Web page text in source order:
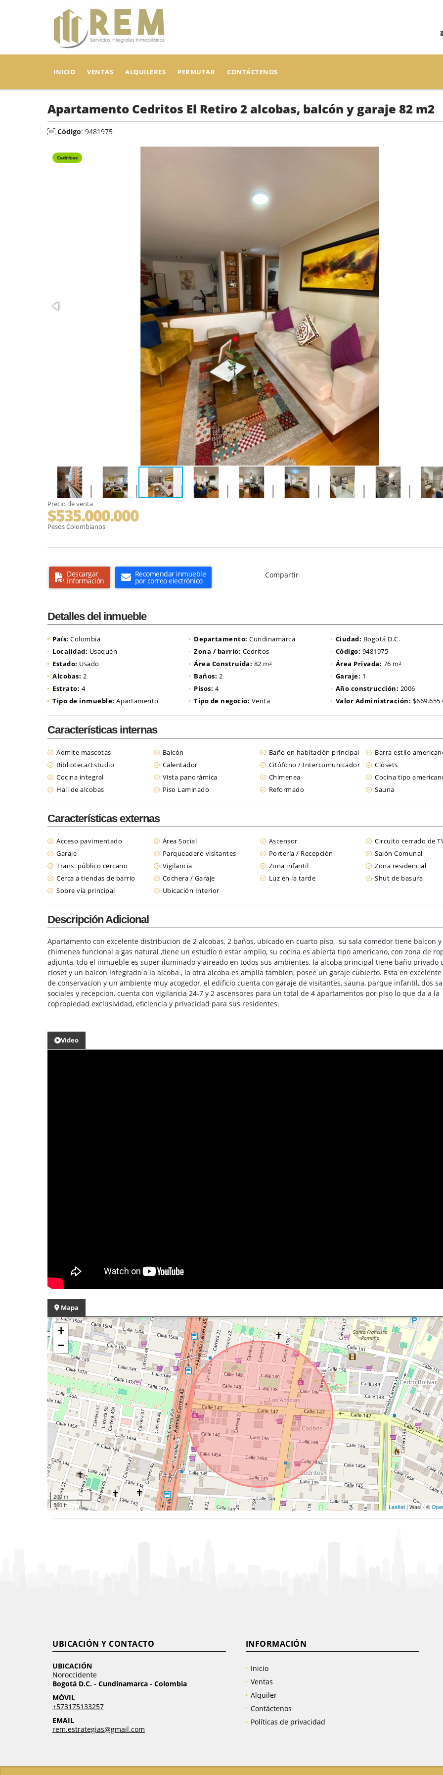
INICIO VENTAS ALQUILERES PERMUTAR CONTÁCTENOS
Apartamento Cedritos El Retiro 2 alcobas, balcón y garaje 82 m2
Código: 9481975
Cedritos
Precio de venta
$535.000.000
Pesos Colombianos
Descargar
información
Recomendar inmueble
por correo electrónico
Compartir
Detalles del inmueble
País: Colombia Departamento: Cundinamarca Ciudad: Bogotá D.C.
Localidad: Usaquén Zona / barrio: Cedritos Código: 9481975
Estado: Usado Área Construida: 82 m² Área Privada: 76 m²
Alcobas: 2 Baños: 2 Garaje: 1
Estrato: 4 Pisos: 4 Año construcción: 2006
Tipo de inmueble: Apartamento Tipo de negocio: Venta Valor Administración: $669.655
Características internas
Admite mascotas Balcón Baño en habitación principal
Barra estilo
Biblioteca/Estudio
Calentador Citófono / Intercomunicador
Clósets
Cocina integral
Vista panorámica Chimenea
Cocina tipo
Hall de alcobas
Piso Laminado Reformado Sauna
Características externas
Acceso pavimentado Área Social Ascensor
Circuito cerrado de
Garaje
Parqueadero visitantes Portería / Recepción
Salón Comunal
Trans. público cercano
Vigilancia Zona infantil
Zona residencial
Cerca a tiendas de barrio
Cochera / Garaje Luz en la tarde
Shut de basura
Sobre vía principal
Ubicación Interior
Descripción Adicional
Apartamento con excelente distribucion de 2 alcobas, 2 baños, ubicado en cuarto piso, su sala comedor tiene balcon y
chimenea funcional a gas natural ,tiene un estudio o estar amplio, su cocina es abierta tipo americano, con zona de
adjunta, tdo el inmueble es super iluminado y aireado en todos sus ambientes, la alcoba principal tiene baño privado
closet y un balcon integrado a la alcoba , la otra alcoba es amplia tambien, posee un garaje cubierto. Esta en
de conservacion y un ambiente muy acogedor, el edificio cuenta con garaje de visitantes, sauna, parque infantil, dos
sociales y recepcion, cuenta con vigilancia 24-7 y 2 ascensores para un total de 4 apartamentos por piso lo que da a la
copropiedad exclusividad, eficiencia y privacidad para sus residentes.
Video
Mapa
+
−
200 m
500 ft
Leaflet | Wasi - ©
UBICACIÓN Y CONTACTO
UBICACIÓN
Noroccidente
Bogotá D.C. - Cundinamarca - Colombia
MÓVIL
+573175133257
EMAIL
rem.estrategias@gmail.com
INFORMACIÓN
Inicio
Ventas
Alquiler
Contáctenos
Políticas de privacidad